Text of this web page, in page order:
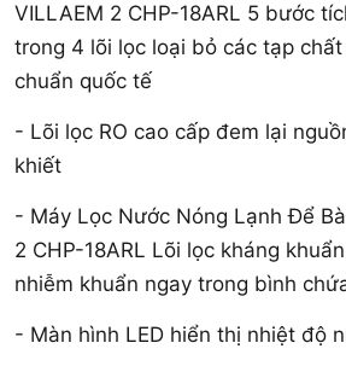
VILLAEM 2 CHP-18ARL 5 bước
trong 4 lõi lọc loại bỏ các tạp
chuẩn quốc tế
- Lõi lọc RO cao cấp đem lại
khiết
- Máy Lọc Nước Nóng Lạnh Để
2 CHP-18ARL Lõi lọc kháng
nhiễm khuẩn ngay trong bình
- Màn hình LED hiển thị nhiệt độ